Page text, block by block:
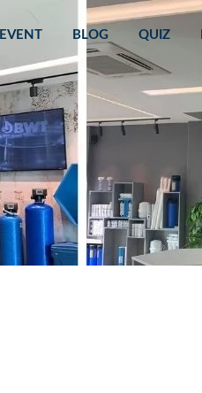
EVENT BLOG QUIZ